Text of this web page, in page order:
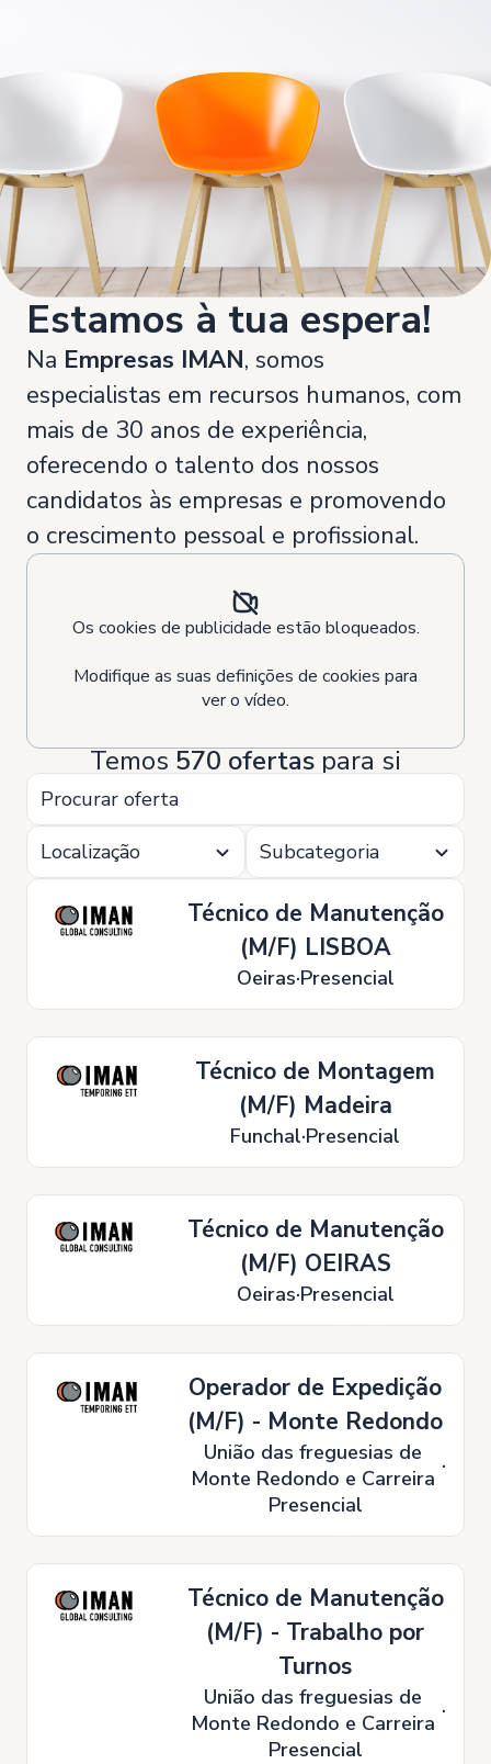
Estamos à tua espera!
Na Empresas IMAN, somos
especialistas em recursos humanos, com
mais de 30 anos de experiência,
oferecendo o talento dos nossos
candidatos às empresas e promovendo
o crescimento pessoal e profissional.
Os cookies de publicidade estão bloqueados.
Modifique as suas definições de cookies para
ver o vídeo.
Temos570 ofertaspara si
Localização Subcategoria
Técnico de Manutenção
(M/F) LISBOA
Oeiras Presencial
Técnico de Montagem
(M/F) Madeira
Funchal Presencial
Técnico de Manutenção
(M/F) OEIRAS
Oeiras Presencial
Operador de Expedição
(M/F) - Monte Redondo
União das freguesias de
Monte Redondo e Carreira
Presencial
Técnico de Manutenção
(M/F) - Trabalho por
Turnos
União das freguesias de
Monte Redondo e Carreira
Presencial